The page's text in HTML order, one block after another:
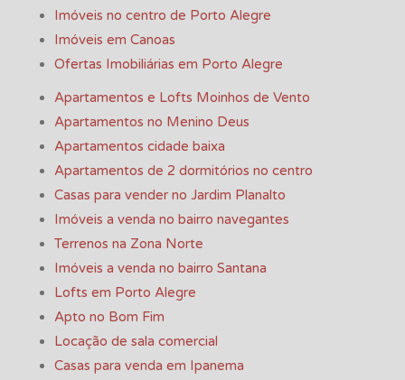
Imóveis no centro de Porto Alegre
Imóveis em Canoas
Ofertas Imobiliárias em Porto Alegre
Apartamentos e Lofts Moinhos de Vento
Apartamentos no Menino Deus
Apartamentos cidade baixa
Apartamentos de 2 dormitórios no centro
Casas para vender no Jardim Planalto
Imóveis a venda no bairro navegantes
Terrenos na Zona Norte
Imóveis a venda no bairro Santana
Lofts em Porto Alegre
Apto no Bom Fim
Locação de sala comercial
Casas para venda em Ipanema